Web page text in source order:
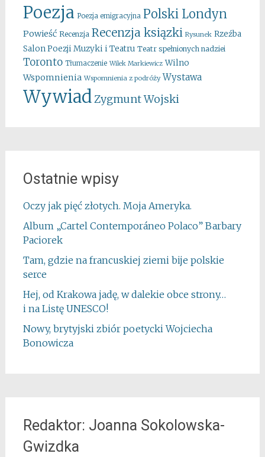
Poezja Poezja emigracyjna Polski Londyn
Powieść Recenzja Recenzja ksiązki Rysunek Rzeźba
Salon Poezji Muzyki i Teatru Teatr spełnionych nadziei
Toronto Tłumaczenie Wilek Markiewicz Wilno
Wspomnienia Wspomnienia z podróży Wystawa
WywiadZygmunt Wojski
Ostatnie wpisy
Oczy jak pięć złotych. Moja Ameryka.
Album „Cartel Contemporáneo Polaco” Barbary
Paciorek
Tam, gdzie na francuskiej ziemi bije polskie
serce
Hej, od Krakowa jadę, w dalekie obce strony…
i na Listę UNESCO!
Nowy, brytyjski zbiór poetycki Wojciecha
Bonowicza
Redaktor: Joanna Sokolowska-
Gwizdka